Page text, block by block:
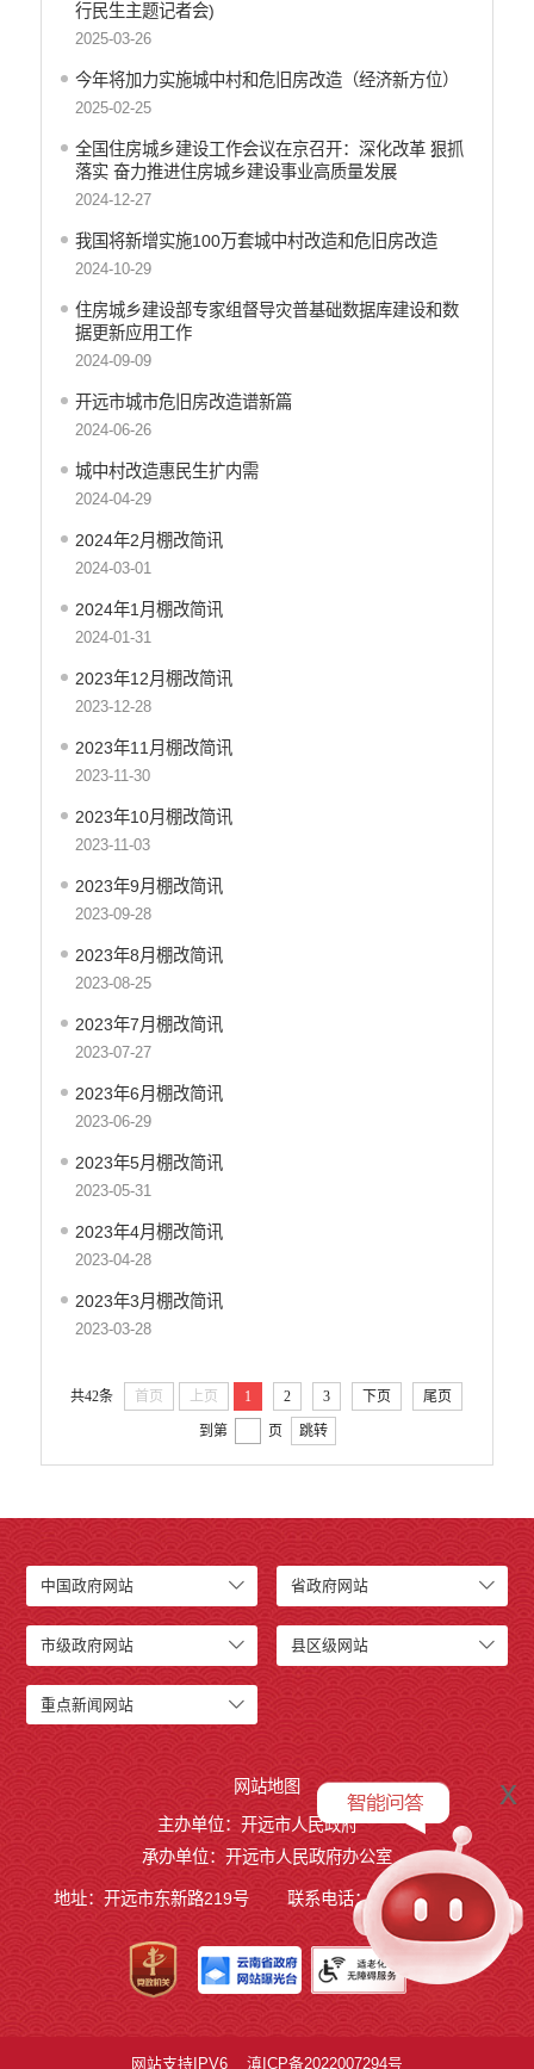
旅游市场秩序和服务质量信息公开
文化机构信息公开
公共卫生健康信息公开
国有土地上房屋征收补偿信息公开
财政预决算
公务员管理
重大决策
财政资金直达基层
稳岗就业
应急预案
公共文化服务
涉农补贴
疫情防控
养老服务
规划计划
重大决策预公开
生态环境
食品药品监管
政府集中采购
环保督察
医疗卫生
行政许可
乡村振兴工作信息公开
行民生主题记者会)
2025-03-26
今年将加力实施城中村和危旧房改造（经济新方位）
2025-02-25
全国住房城乡建设工作会议在京召开：深化改革 狠抓
落实 奋力推进住房城乡建设事业高质量发展
2024-12-27
我国将新增实施100万套城中村改造和危旧房改造
2024-10-29
住房城乡建设部专家组督导灾普基础数据库建设和数
据更新应用工作
2024-09-09
开远市城市危旧房改造谱新篇
2024-06-26
城中村改造惠民生扩内需
2024-04-29
2024年2月棚改简讯
2024-03-01
2024年1月棚改简讯
2024-01-31
2023年12月棚改简讯
2023-12-28
2023年11月棚改简讯
2023-11-30
2023年10月棚改简讯
2023-11-03
2023年9月棚改简讯
2023-09-28
2023年8月棚改简讯
2023-08-25
2023年7月棚改简讯
2023-07-27
2023年6月棚改简讯
2023-06-29
2023年5月棚改简讯
2023-05-31
2023年4月棚改简讯
2023-04-28
2023年3月棚改简讯
2023-03-28
共42条 首页 上页 1 2 3 下页 尾页
到第 页 跳转
中国政府网站 省政府网站
市级政府网站 县区级网站
重点新闻网站
网站地图
主办单位：开远市人民政府
承办单位：开远市人民政府办公室
地址：开远市东新路219号 联系电话：0873-7236877
网站支持IPV6 滇ICP备2022007294号
x